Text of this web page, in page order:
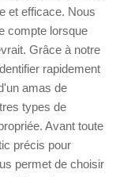
et efficace. Nous
compte lorsque
Grâce à notre
rapidement
amas de
types de
Avant toute
précis pour
permet de choisir